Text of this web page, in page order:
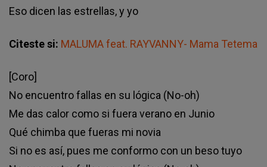
Eso dicen las estrellas, y yo
Citeste si: MALUMA feat. RAYVANNY- Mama Tetema
[Coro]
No encuentro fallas en su lógica (No-oh)
Me das calor como si fuera verano en Junio
Qué chimba que fueras mi novia
Si no es así, pues me conformo con un bеso tuyo